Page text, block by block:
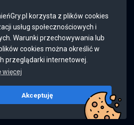
korzysta z plików cookies
usług społecznościowych i
Warunki przechowywania lub
cookies można określić w
przeglądarki internetowej.
więcej
Akceptuję
konta
Wszystkie prawa
v2.8.4